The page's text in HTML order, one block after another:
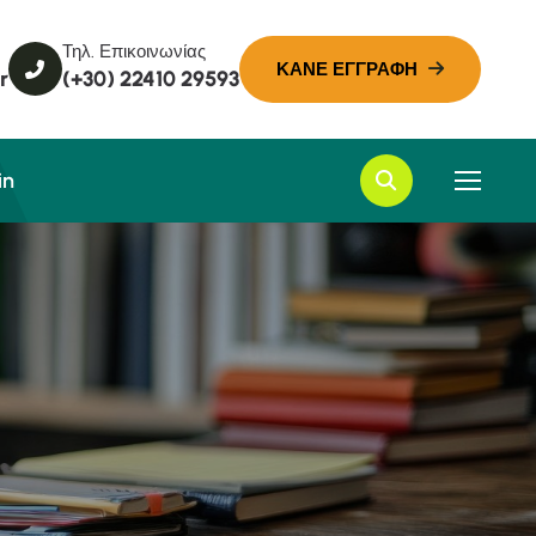
Τηλ. Επικοινωνίας
(+30) 22410 29593